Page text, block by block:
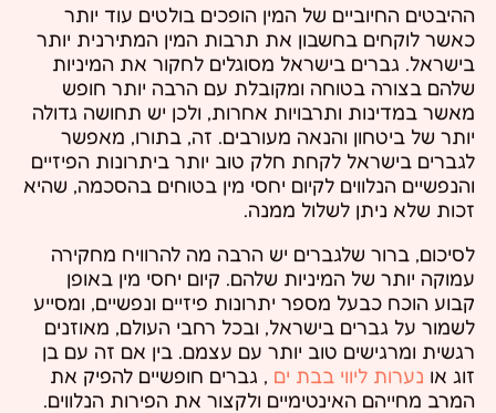
ההיבטים החיוביים של המין הופכים בולטים עוד יותר
כאשר לוקחים בחשבון את תרבות המין המתירנית יותר
בישראל. גברים בישראל מסוגלים לחקור את המיניות
שלהם בצורה בטוחה ומקובלת עם הרבה יותר חופש
מאשר במדינות ותרבויות אחרות, ולכן יש תחושה גדולה
יותר של ביטחון והנאה מעורבים. זה, בתורו, מאפשר
לגברים בישראל לקחת חלק טוב יותר ביתרונות הפיזיים
והנפשיים הנלווים לקיום יחסי מין בטוחים בהסכמה, שהיא
זכות שלא ניתן לשלול ממנה.
לסיכום, ברור שלגברים יש הרבה מה להרוויח מחקירה
עמוקה יותר של המיניות שלהם. קיום יחסי מין באופן
קבוע הוכח כבעל מספר יתרונות פיזיים ונפשיים, ומסייע
לשמור על גברים בישראל, ובכל רחבי העולם, מאוזנים
רגשית ומרגישים טוב יותר עם עצמם. בין אם זה עם בן
זוג או נערות ליווי בבת ים , גברים חופשיים להפיק את
המרב מחייהם האינטימיים ולקצור את הפירות הנלווים.